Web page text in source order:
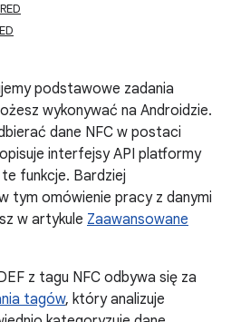
podstawowe zadania
wykonywać na Androidzie.
dane NFC w postaci
interfejsy API platformy
funkcje. Bardziej
tym omówienie pracy z danymi
w artykule Zaawansowane
z tagu NFC odbywa się za
tagów, który analizuje